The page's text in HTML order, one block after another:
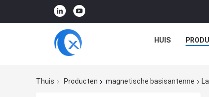
HUIS
Thuis Producten magnetische basisantenne